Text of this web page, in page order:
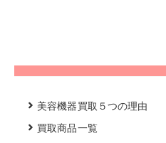
美容機器買取５つの理由
買取商品一覧